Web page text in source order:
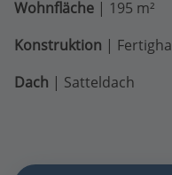
Wohnfläche | 195 m²
Konstruktion |
Dach | Satteldach